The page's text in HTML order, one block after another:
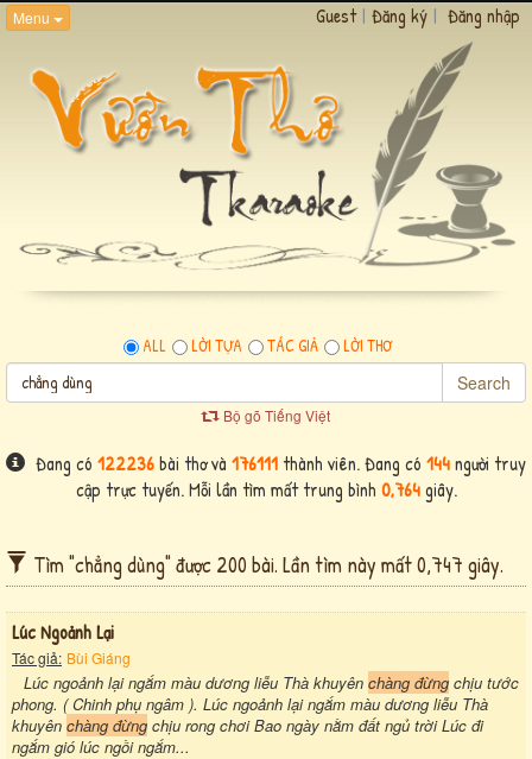
Menu Guest | Đăng ký | Đăng nhập
ALL LỜI TỰA TÁC GIẢ LỜI THƠ
Search
Bộ gõ Tiếng Việt
Đang có 122236bài thơ và 176111 thành viên. Đang có 144người truy
cập trực tuyến. Mỗi lần tìm mất trung bình 0,764giây.
Tìm "chẳng dùng" được 200 bài. Lần tìm này mất 0,747 giây.
Lúc Ngoảnh Lại
Tác giả: Bùi Giáng
Lúc ngoảnh lại ngắm màu dương liễu Thà khuyên chàng đừng chịu tước
phong. ( Chinh phụ ngâm ). Lúc ngoảnh lại ngắm màu dương liễu Thà
khuyên chàng đừng chịu rong chơi Bao ngày nằm đất ngủ trời Lúc đi
ngắm gió lúc ngồi ngắm...